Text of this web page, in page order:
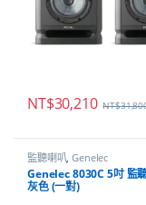
NT$30,210 NT$
監聽喇叭,Genelec
Genelec 8030C 5吋 監
灰色 (一對)